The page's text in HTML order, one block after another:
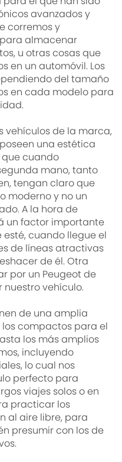
avanzados y
corremos y
almacenar
u otras cosas que
en un automóvil. Los
del tamaño
en cada modelo para
vehículos de la marca,
una estética
que cuando
mano, tanto
tengan claro que
moderno y no un
A la hora de
un factor importante
cuando llegue el
de líneas atractivas
de él. Otra
por un Peugeot de
vehículo.
de una amplia
compactos para el
los más amplios
incluyendo
lo cual nos
perfecto para
viajes solos o en
practicar los
al aire libre, para
presumir con los de